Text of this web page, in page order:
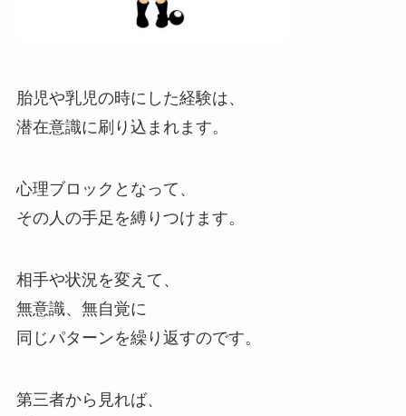
胎児や乳児の時にした経験は、
潜在意識に刷り込まれます。
心理ブロックとなって、
その人の手足を縛りつけます。
相手や状況を変えて、
無意識、無自覚に
同じパターンを繰り返すのです。
第三者から見れば、